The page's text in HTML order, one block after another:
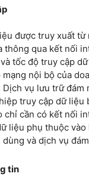
được truy xuất từ
thông qua kết nối
tốc độ truy cập
nội bộ của
Dịch vụ lưu trữ đám
truy cập dữ liệu
chỉ cần có kết nối
liệu phụ thuộc
và dịch vụ
tin